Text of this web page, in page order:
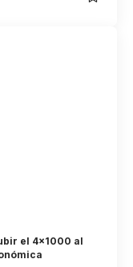
el 4×1000 al